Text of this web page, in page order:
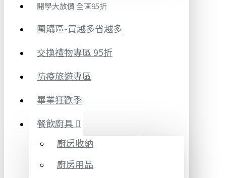
開學大放價 全區95折
團購區-買越多省越多
交換禮物專區 95折
防疫旅遊專區
畢業狂歡季
餐飲廚具
廚房收納
廚房用品